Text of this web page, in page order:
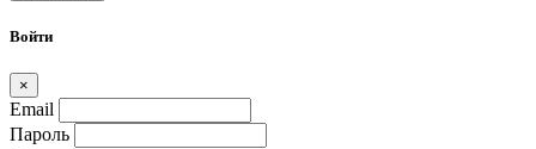
Войти
×
Email
Пароль